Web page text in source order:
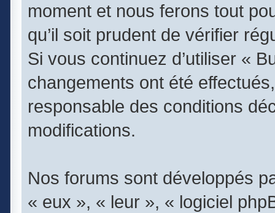
moment et nous ferons tout
qu’il soit prudent de vérifier
Si vous continuez d’utiliser «
changements ont été
responsable des conditions
modifications.
Nos forums sont développés
« eux », « leur », « logiciel